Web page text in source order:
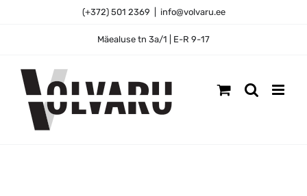
(+372) 501 2369 info@volvaru.ee
Mäealuse tn 3a/1 | E-R 9-17